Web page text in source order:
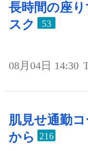
長時間の座
スク
53
08月04日 14:30
肌見せ通勤
から
216